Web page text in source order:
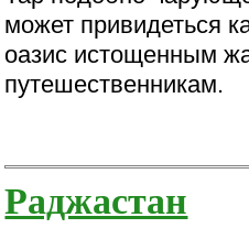
может привидеться
оазис истощенным
путешественникам.
Раджастан